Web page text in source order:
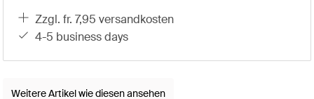
zzgl. fr. 7,95 versandkosten
4-5 business days
Weitere Artikel wie diesen ansehen